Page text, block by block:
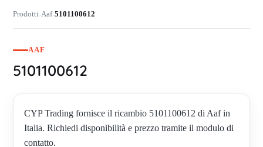
Prodotti›Aaf›5101100612
AAF
5101100612
CYP Trading fornisce il ricambio 5101100612 di Aaf in
Italia. Richiedi disponibilità e prezzo tramite il modulo di
contatto.